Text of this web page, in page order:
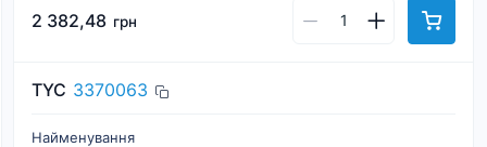
2 382,48 грн
TYC 3370063
Найменування